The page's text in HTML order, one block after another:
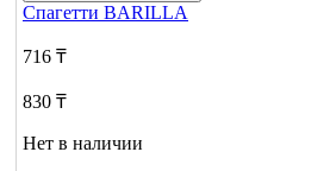
Спагетти BARILLA
716 ₸
830 ₸
Нет в наличии